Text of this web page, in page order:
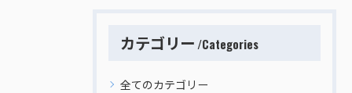
カテゴリー Categories
全てのカテゴリー